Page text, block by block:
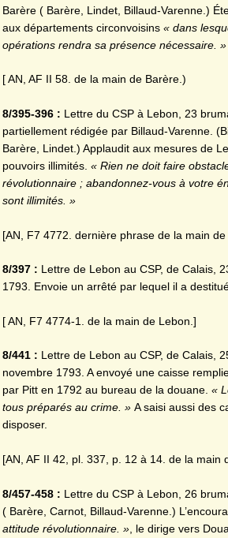
Barère ( Barère, Lindet, Billaud-Varenne.)
aux départements circonvoisins « dans
opérations rendra sa présence nécessaire. »
[ AN, AF II 58. de la main de Barère.)
8/395-396 : Lettre du CSP à Lebon, 23
partiellement rédigée par Billaud-Varenne.
Barère, Lindet.) Applaudit aux mesures de
pouvoirs illimités. « Rien ne doit faire
révolutionnaire ; abandonnez-vous à votre
sont illimités. »
[AN, F7 4772. dernière phrase de la main
8/397 : Lettre de Lebon au CSP, de Calais,
1793. Envoie un arrêté par lequel il a
[ AN, F7 4774-1. de la main de Lebon.]
8/441 : Lettre de Lebon au CSP, de Calais,
novembre 1793. A envoyé une caisse
par Pitt en 1792 au bureau de la douane. «
tous préparés au crime. » A saisi aussi des
disposer.
[AN, AF II 42, pl. 337, p. 12 à 14. de la main
8/457-458 : Lettre du CSP à Lebon, 26
( Barère, Carnot, Billaud-Varenne.)
attitude révolutionnaire. » , le dirige vers